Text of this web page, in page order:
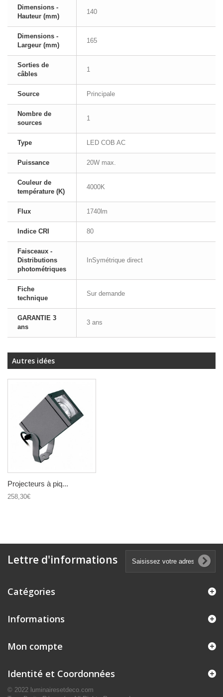
Dimensions -
Hauteur (mm)
140
Dimensions -
Largeur (mm)
165
Sorties de
câbles
1
Source Principale
Nombre de
sources
1
Type LED COB AC
Puissance 20W max.
Couleur de
température (K)
4000K
Flux 1740lm
Indice CRI 80
Faisceaux -
Distributions
photométriques
InSymétrique direct
Fiche
technique
Sur demande
GARANTIE 3
ans
3 ans
Autres idées
Projecteurs à piq...
258,30€
Lettre d'informations
Catégories
Informations
Mon compte
Identité et Coordonnées
© 2022 luminairesetdeco.com